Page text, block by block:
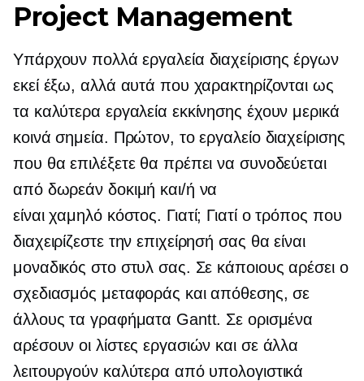
Project Management
Υπάρχουν πολλά εργαλεία διαχείρισης έργων
εκεί έξω, αλλά αυτά που χαρακτηρίζονται ως
τα καλύτερα εργαλεία εκκίνησης έχουν μερικά
κοινά σημεία. Πρώτον, το εργαλείο διαχείρισης
που θα επιλέξετε θα πρέπει να συνοδεύεται
από δωρεάν δοκιμή και/ή να
είναιχαμηλό κόστος. Γιατί; Γιατί ο τρόπος που
διαχειρίζεστε την επιχείρησή σας θα είναι
μοναδικός στο στυλ σας. Σε κάποιους αρέσει ο
σχεδιασμός μεταφοράς και απόθεσης, σε
άλλους τα γραφήματα Gantt. Σε ορισμένα
αρέσουν οι λίστες εργασιών και σε άλλα
λειτουργούν καλύτερα από υπολογιστικά